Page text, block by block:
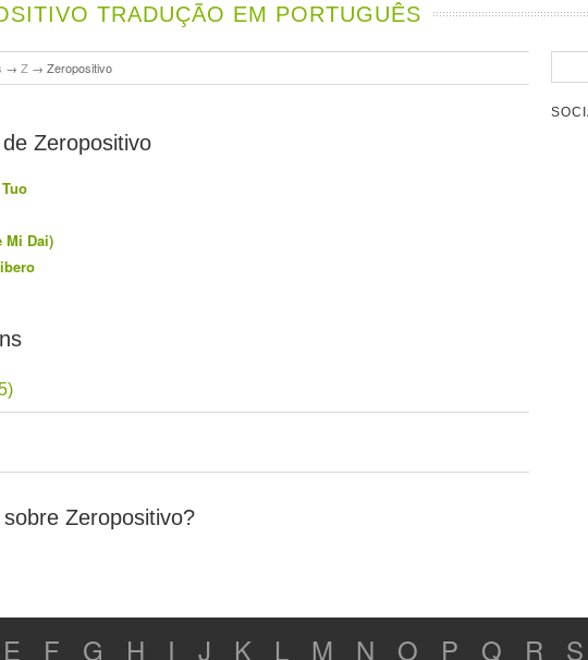
TRADUÇÃO EM PORTUGUÊS
→ Z → Zeropositivo
Zeropositivo
Mi Dai)
Zeropositivo?
E F G H I J K L M N O P Q R S